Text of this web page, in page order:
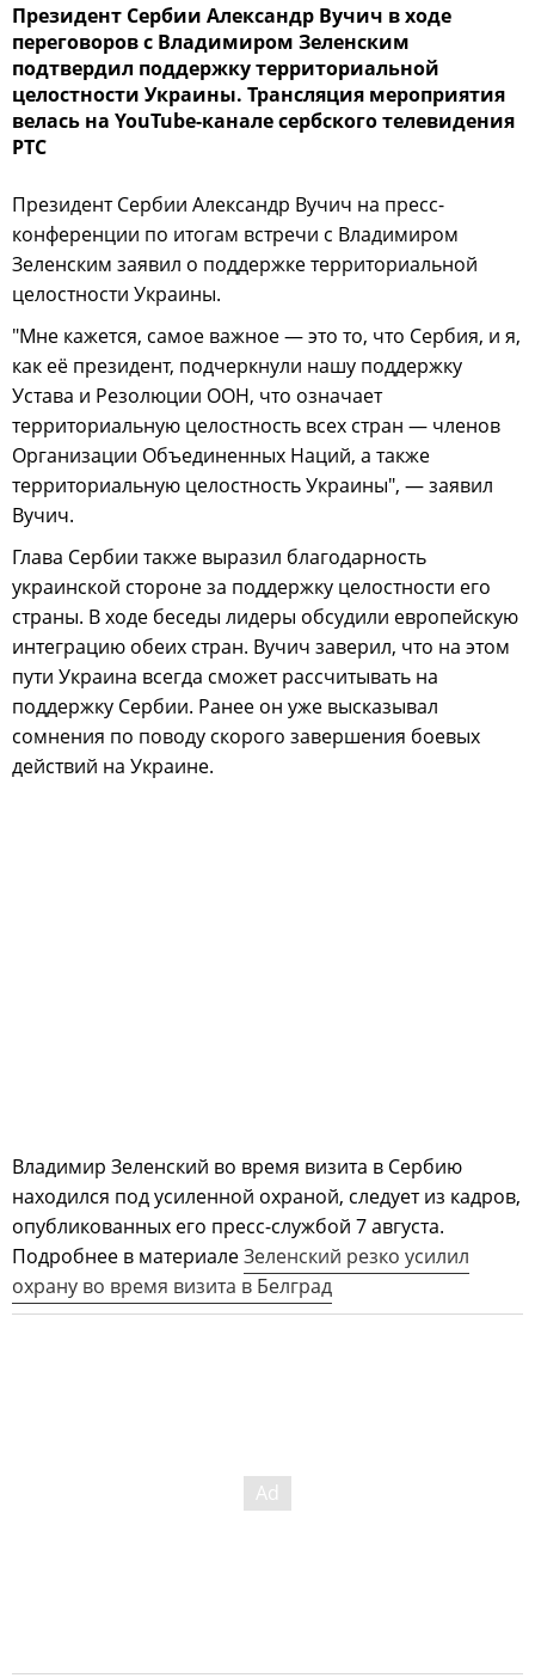
Президент Сербии Александр Вучич в ходе
переговоров с Владимиром Зеленским
подтвердил поддержку территориальной
целостности Украины. Трансляция мероприятия
велась на YouTube-канале сербского телевидения
РТС
Президент Сербии Александр Вучич на пресс-
конференции по итогам встречи с Владимиром
Зеленским заявил о поддержке территориальной
целостности Украины.
"Мне кажется, самое важное — это то, что Сербия, и я,
как её президент, подчеркнули нашу поддержку
Устава и Резолюции ООН, что означает
территориальную целостность всех стран — членов
Организации Объединенных Наций, а также
территориальную целостность Украины", — заявил
Вучич.
Глава Сербии также выразил благодарность
украинской стороне за поддержку целостности его
страны. В ходе беседы лидеры обсудили европейскую
интеграцию обеих стран. Вучич заверил, что на этом
пути Украина всегда сможет рассчитывать на
поддержку Сербии. Ранее он уже высказывал
сомнения по поводу скорого завершения боевых
действий на Украине.
Владимир Зеленский во время визита в Сербию
находился под усиленной охраной, следует из кадров,
опубликованных его пресс-службой 7 августа.
Подробнее в материалеЗеленский резко усилил
охрану во время визита в Белград